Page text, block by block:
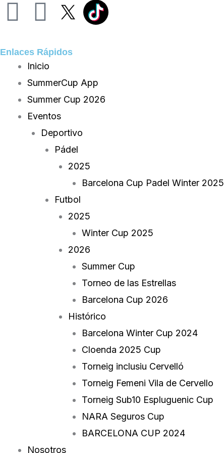
I
s
t
a
F
c
e
b
o
Enlaces Rápidos
Inicio
SummerCup App
Summer Cup 2026
Eventos
Deportivo
Pádel
2025
Barcelona Cup Padel Winter 2025
Futbol
2025
Winter Cup 2025
2026
Summer Cup
Torneo de las Estrellas
Barcelona Cup 2026
Histórico
Barcelona Winter Cup 2024
Cloenda 2025 Cup
Torneig inclusiu Cervelló
Torneig Femeni Vila de Cervello
Torneig Sub10 Espluguenic Cup
NARA Seguros Cup
BARCELONA CUP 2024
Nosotros